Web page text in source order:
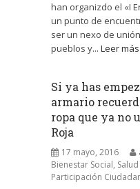
han organizdo el «I
un punto de
ser un nexo de
pueblos y... Leer más
Si ya has
armario
ropa que ya no
Roja
17 mayo, 2016
Bienestar Social,
Participación